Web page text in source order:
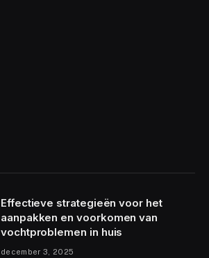
Effectieve strategieën voor het
aanpakken en voorkomen van
vochtproblemen in huis
december 3, 2025